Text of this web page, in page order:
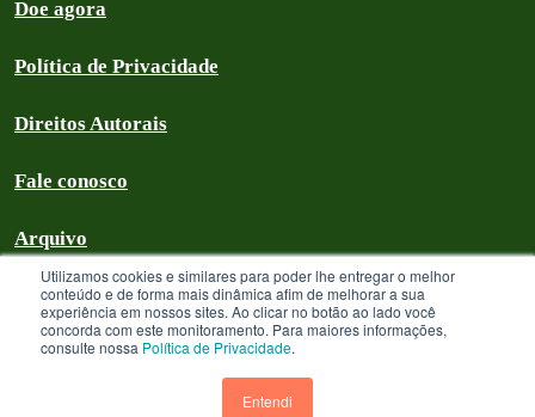
Utilizamos cookies e similares para poder lhe entregar o melhor
conteúdo e de forma mais dinâmica afim de melhorar a sua
experiência em nossos sites. Ao clicar no botão ao lado você
concorda com este monitoramento. Para maiores informações,
consulte nossa Política de Privacidade.
Entendi
Doe agora
Política de Privacidade
Direitos Autorais
Fale conosco
Arquivo
Greenpeace Brasil 2026
sem fins lucrativos que goza de isenção com relação aos tributos federais
devidos sobre suas receitas próprias. A menos que especificado o contrário,